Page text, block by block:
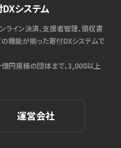
システム
ライン決済、支援者管理、領収書
機能が揃った寄付DXシステムで
円規模の団体まで、3,000以上
運営会社